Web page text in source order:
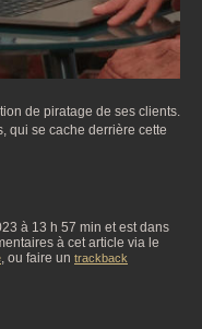
de piratage de ses clients.
qui se cache derrière cette
à 13 h 57 min et est dans
à cet article via le
, ou faire un trackback